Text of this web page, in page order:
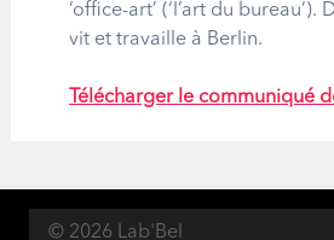
‘office-art’ (‘l’art du bureau’).
vit et travaille à Berlin.
Télécharger le communiqué
© 2026 Lab'Bel